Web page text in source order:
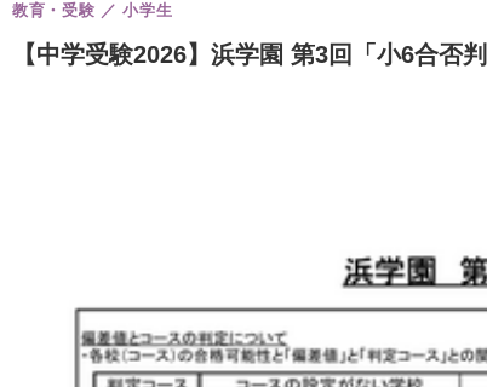
【中学受験2026】浜学園 第3回「小6合否
教育・受験 小学生